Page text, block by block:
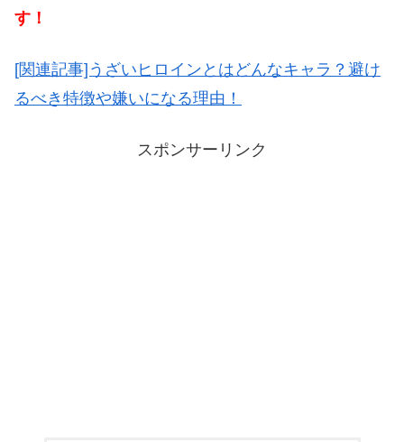
す！
[関連記事]うざいヒロインとはどんなキャラ？避け
るべき特徴や嫌いになる理由！
スポンサーリンク